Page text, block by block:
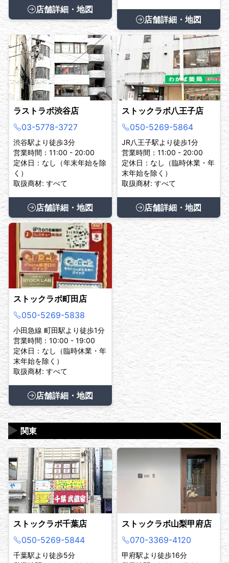
店舗詳細・地図
店舗詳細・地図
ラストラボ渋谷店
03-5778-3727
渋谷駅より徒歩3分
営業時間：11:00 - 20:00
定休日：なし（年末年始を除
く）
取扱商材: すべて
店舗詳細・地図
ストックラボ八王子店
050-5269-5864
JR八王子駅より徒歩1分
営業時間：11:00 - 20:00
定休日：なし（臨時休業・年
末年始を除く）
取扱商材: すべて
店舗詳細・地図
ストックラボ町田店
050-5269-5838
小田急線 町田駅より徒歩1分
営業時間：10:00 - 19:00
定休日：なし（臨時休業・年
末年始を除く）
取扱商材: すべて
店舗詳細・地図
関東
▶
ストックラボ千葉店
050-5269-5844
千葉駅より徒歩5分
ストックラボ山梨甲府店
070-3369-4120
甲府駅より徒歩16分